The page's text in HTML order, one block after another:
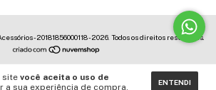
site você aceita o uso de
a sua experiência de compra. ENTENDI
- 20181856000118 - 2026. Todos os direitos reservados.